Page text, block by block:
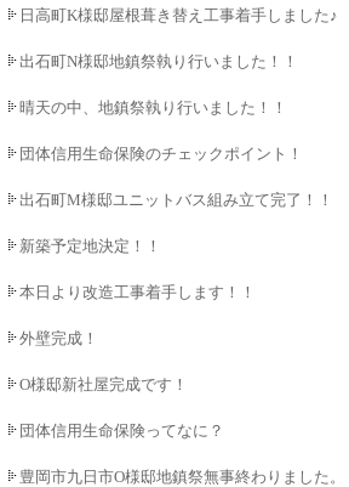
日高町K様邸屋根葺き替え工事着手しました♪
出石町N様邸地鎮祭執り行いました！！
晴天の中、地鎮祭執り行いました！！
団体信用生命保険のチェックポイント！
出石町M様邸ユニットバス組み立て完了！！
新築予定地決定！！
本日より改造工事着手します！！
外壁完成！
O様邸新社屋完成です！
団体信用生命保険ってなに？
豊岡市九日市O様邸地鎮祭無事終わりました。